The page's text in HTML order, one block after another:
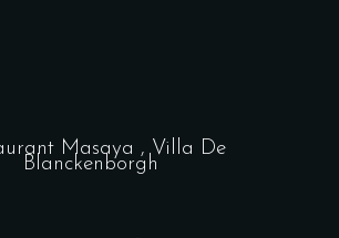
Masaya , Villa De
Blanckenborgh